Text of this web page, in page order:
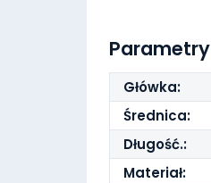
Parametry
Główka:
Średnica:
Długość.:
Materiał: